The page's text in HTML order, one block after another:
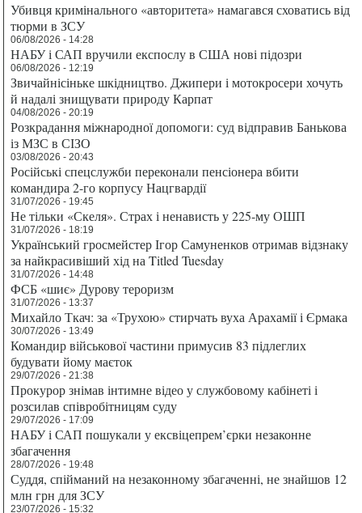
Убивця кримінального «авторитета» намагався сховатись від
тюрми в ЗСУ
06/08/2026 - 14:28
НАБУ і САП вручили експослу в США нові підозри
06/08/2026 - 12:19
Звичайнісіньке шкідництво. Джипери і мотокросери хочуть
й надалі знищувати природу Карпат
04/08/2026 - 20:19
Розкрадання міжнародної допомоги: суд відправив Банькова
із МЗС в СІЗО
03/08/2026 - 20:43
Російські спецслужби переконали пенсіонера вбити
командира 2-го корпусу Нацгвардії
31/07/2026 - 19:45
Не тільки «Скеля». Страх і ненависть у 225-му ОШП
31/07/2026 - 18:19
Український гросмейстер Ігор Самуненков отримав відзнаку
за найкрасивіший хід на Titled Tuesday
31/07/2026 - 14:48
ФСБ «шиє» Дурову тероризм
31/07/2026 - 13:37
Михайло Ткач: за «Трухою» стирчать вуха Арахамії і Єрмака
30/07/2026 - 13:49
Командир військової частини примусив 83 підлеглих
будувати йому маєток
29/07/2026 - 21:38
Прокурор знімав інтимне відео у службовому кабінеті і
розсилав співробітницям суду
29/07/2026 - 17:09
НАБУ і САП пошукали у ексвіцепрем’єрки незаконне
збагачення
28/07/2026 - 19:48
Суддя, спійманий на незаконному збагаченні, не знайшов 12
млн грн для ЗСУ
23/07/2026 - 15:32